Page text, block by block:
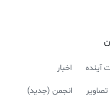
آینده اخبار
تصاویر انجمن (جدید)